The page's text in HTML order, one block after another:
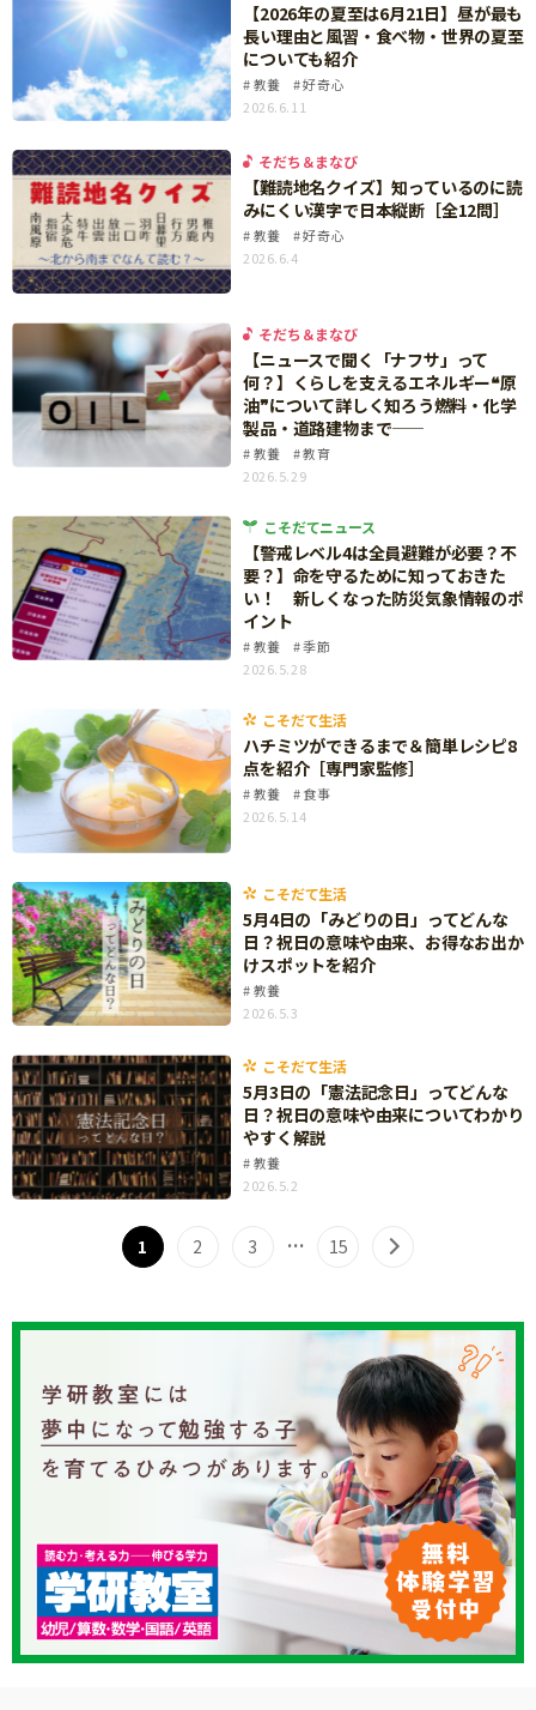
英語
習い事
知育
マネー
健康
「こそだてまっぷ」とは
サイトのご利⽤にあたって
個⼈情報について
お問い合わせ
【2026年の夏至は6月21日】昼が最も
長い理由と風習・食べ物・世界の夏至
についても紹介
教養
好奇心
2026.6.11
そだち＆まなび
【難読地名クイズ】知っているのに読
みにくい漢字で日本縦断［全12問］
教養
好奇心
2026.6.4
そだち＆まなび
【ニュースで聞く「ナフサ」って
何？】くらしを支えるエネルギー❝原
油❞について詳しく知ろう――燃料・化学
製品・道路建物まで――
教養
教育
2026.5.29
こそだてニュース
【警戒レベル4は全員避難が必要？不
要？】命を守るために知っておきた
い！ 新しくなった防災気象情報のポ
イント
教養
季節
2026.5.28
こそだて生活
ハチミツができるまで＆簡単レシピ8
点を紹介［専門家監修］
教養
食事
2026.5.14
こそだて生活
5月4日の「みどりの日」ってどんな
日？祝日の意味や由来、お得なお出か
けスポットを紹介
教養
2026.5.3
こそだて生活
5月3日の「憲法記念日」ってどんな
日？祝日の意味や由来についてわかり
やすく解説
教養
2026.5.2
1 2 3 … 15